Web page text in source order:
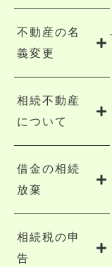
不動産の名
義変更
相続不動産
について
借金の相続
放棄
相続税の申
告